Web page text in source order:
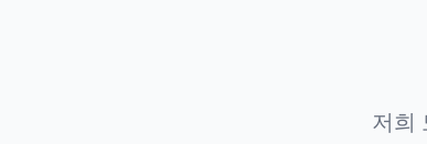
저희